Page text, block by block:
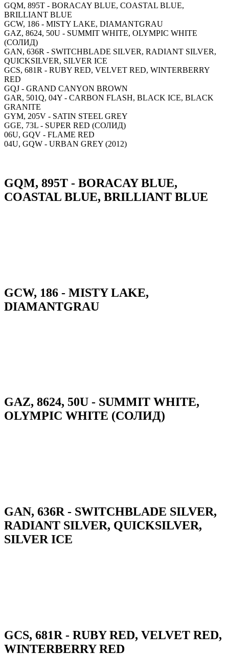
GQM, 895T - BORACAY BLUE, COASTAL BLUE,
BRILLIANT BLUE
GCW, 186 - MISTY LAKE, DIAMANTGRAU
GAZ, 8624, 50U - SUMMIT WHITE, OLYMPIC WHITE
(СОЛИД)
GAN, 636R - SWITCHBLADE SILVER, RADIANT SILVER,
QUICKSILVER, SILVER ICE
GCS, 681R - RUBY RED, VELVET RED, WINTERBERRY
RED
GQJ - GRAND CANYON BROWN
GAR, 501Q, 04Y - CARBON FLASH, BLACK ICE, BLACK
GRANITE
GYM, 205V - SATIN STEEL GREY
GGE, 73L - SUPER RED (СОЛИД)
06U, GQV - FLAME RED
04U, GQW - URBAN GREY (2012)
GQM, 895T - BORACAY BLUE,
COASTAL BLUE, BRILLIANT BLUE
GCW, 186 - MISTY LAKE,
DIAMANTGRAU
GAZ, 8624, 50U - SUMMIT WHITE,
OLYMPIC WHITE (СОЛИД)
GAN, 636R - SWITCHBLADE SILVER,
RADIANT SILVER, QUICKSILVER,
SILVER ICE
GCS, 681R - RUBY RED, VELVET RED,
WINTERBERRY RED